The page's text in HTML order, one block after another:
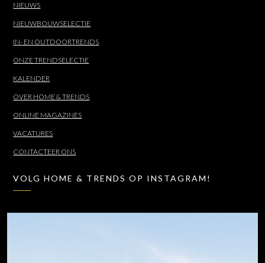
NIEUWS
NIEUWBOUWSELECTIE
IN- EN OUTDOORTRENDS
ONZE TRENDSELECTIE
KALENDER
OVER HOME & TRENDS
ONLINE MAGAZINES
VACATURES
CONTACTEER ONS
VOLG HOME & TRENDS OP INSTAGRAM!